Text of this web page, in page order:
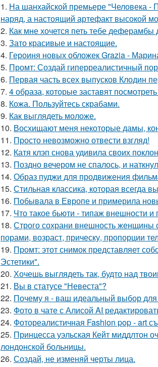
1. На шанхайской премьере "Человека -
наряд, а настоящий артефакт высокой
2. Как мне хочется петь тебе деферамбы
3. Зато красивые и настоящие.
4. Героиня новых обложек Grazia -
5. Промт: Создай гиперреалистичный
6. Первая часть всех выпусков Клодин
7. 4 образа, которые заставят
8. Кожа. Пользуйтесь скрабами.
9. Как выглядеть моложе.
10. Восхищают меня некоторые дамы,
11. Просто невозможно отвести взгляд!
12. Катя клэп снова удивила своих
13. Поздно вечером не спалось, и
14. Образ пуджи для продвижения
15. Стильная классика, которая всегда
16. Побывала в Европе и примерила
17. Что такое бьюти - типаж внешности
18. Строго сохрани внешность женщины
порами, возраст, прическу, пропорции
19. Промт: этот снимок представляет
Эстетики".
20. Хочешь выглядеть так, будто над
21. Вы в статусе "Невеста"?
22. Почему я - ваш идеальный выбор
23. Фото в чате с Алисой AI
24. Фотореалистичная Fashion pop - art
25. Принцесса уэльская Кейт миддлтон
лондонской больницы.
26. Создай, не изменяй черты лица.